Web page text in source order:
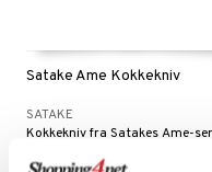
Satake Ame Kokkekniv
SATAKE
Kokkekniv fra Satakes Ame-
kr 1424